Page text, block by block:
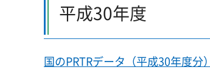
平成30年度
国のPRTRデータ（平成30年度分